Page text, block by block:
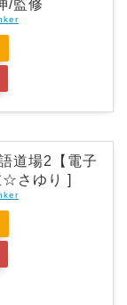
/監修
道場2【電子
☆さゆり ]